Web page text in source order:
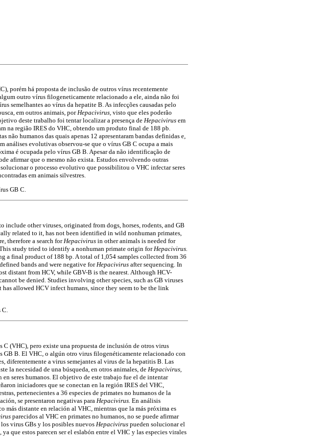
porém há proposta de inclusão de outros vírus recentemente
outro vírus filogeneticamente relacionado a ele, ainda não foi
semelhantes ao vírus da hepatite B. As infecções causadas pelo
em outros animais, porHepacivirus, visto que eles poderão
deste trabalho foi tentar localizar a presença de Hepacivirus em
na região IRES do VHC, obtendo um produto final de 188 pb.
não humanos das quais apenas 12 apresentaram bandas definidas e,
análises evolutivas observou-se que o vírus GB C ocupa a mais
é ocupada pelo vírus GB B. Apesar da não identificação de
afirmar que o mesmo não exista. Estudos envolvendo outras
o processo evolutivo que possibilitou o VHC infectar seres
em animais silvestres.
GB C.
include other viruses, originated from dogs, horses, rodents, and GB
related to it, has not been identified in wild nonhuman primates,
therefore a search forHepacivirus in other animals is needed for
study tried to identify a nonhuman primate origin forHepacivirus.
a final product of 188 bp. A total of 1,054 samples collected from 36
bands and were negative forHepacivirus after sequencing. In
distant from HCV, while GBV-B is the nearest. Although HCV-
be denied. Studies involving other species, such as GB viruses
allowed HCV infect humans, since they seem to be the link
C.
(VHC), pero existe una propuesta de inclusión de otros virus
GB B. El VHC, o algún otro virus filogenéticamente relacionado con
diferentemente a virus semejantes al virus de la hepatitis B. Las
la necesidad de una búsqueda, en otros animales, de Hepacivirus,
seres humanos. El objetivo de este trabajo fue el de intentar
iniciadores que se conectan en la región IRES del VHC,
pertenecientes a 36 especies de primates no humanos de la
se presentaron negativas para Hepacivirus. En análisis
distante en relación al VHC, mientras que la más próxima es
parecidos al VHC en primates no humanos, no se puede afirmar
virus GBs y los posibles nuevos Hepacivirus pueden solucionar el
que estos parecen ser el eslabón entre el VHC y las especies virales